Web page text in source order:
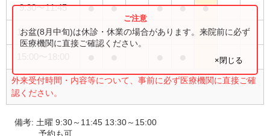
9:30〜11:45 ● ● ● ● ●
13:30〜15:00 ●
外来受付時間・内容等について、事前に必ず医療機関に直接ご確
認ください。
お盆(8月中旬)は休診・休業の場合があります。来院前に必ず
医療機関に直接ご確認ください。
×閉じる
備考: 土曜 9:30～11:45 13:30～15:00
予約も可